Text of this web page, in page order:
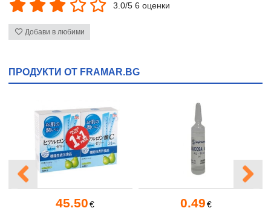
3.0/5 6 оценки
Добави в любими
ПРОДУКТИ ОТ FRAMAR.BG
45.50 € 0.49 €